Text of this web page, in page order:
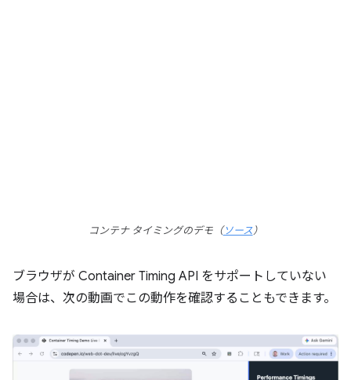
コンテナ タイミングのデモ（ソース）
ブラウザが Container Timing API をサポートしていない
場合は、次の動画でこの動作を確認することもできます。